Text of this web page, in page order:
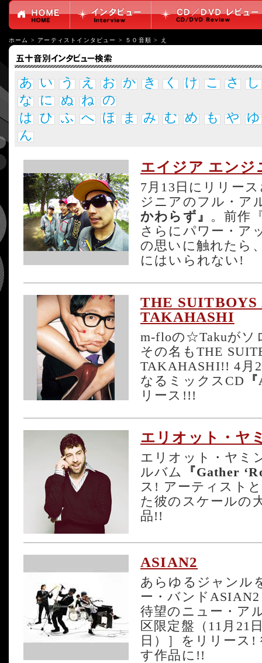
ホーム > アーティストインタビュー > ５０音順 > え
あ い う え お か き く け こ さ し
な に ぬ ね の
は ひ ふ へ ほ ま み む め も や ゆ
ん
エイジア エンジ
7月13日にリリー
ジニアのフル・ア
かわらず』 。前作
さらにパワー・ア
の思いに触れたら
にはいられない!
THE
TAKAHASHI
m-floの☆Takuがソ
その名もTHE
TAKAHASHI!! 4月
なるミックスCD
リース!!!
エリオット・ヤ
エリオット・ヤミ
ルバム
『Gather
ス! アーティスト
た彼のスケールの
品!!
ASIAN2
あらゆるジャンル
ー・バンド
待望のニュー・ア
区限定盤（11月21
日）］をリリース
す作品に!!